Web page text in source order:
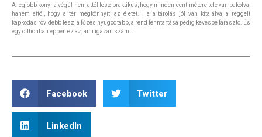
A legjobb konyha végül nem attól lesz praktikus, hogy minden centimétere tele van pakolva,
hanem attól, hogy a tér megkönnyíti az életet. Ha a tárolás jól van kitalálva, a reggeli
kapkodás rövidebb lesz, a főzés nyugodtabb, a rend fenntartása pedig kevésbé fárasztó. És
egy otthonban éppen ez az, ami igazán számít.
Facebook Twitter
LinkedIn